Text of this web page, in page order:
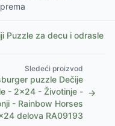
Puzzle za decu i odrasle
Sledeći proizvod
puzzle Dečije
- 2x24 - Životinje -
- Rainbow Horses
delova RA09193
→